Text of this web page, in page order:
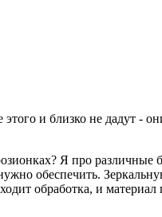
и близко не дадут -
Я про различные
обеспечить.
обработка, и